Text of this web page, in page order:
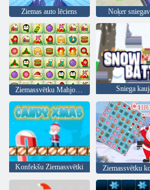
Ziemas auto lēciens Noķer
Sniega
Konfekšu Ziemassvētki Ziemassvētku